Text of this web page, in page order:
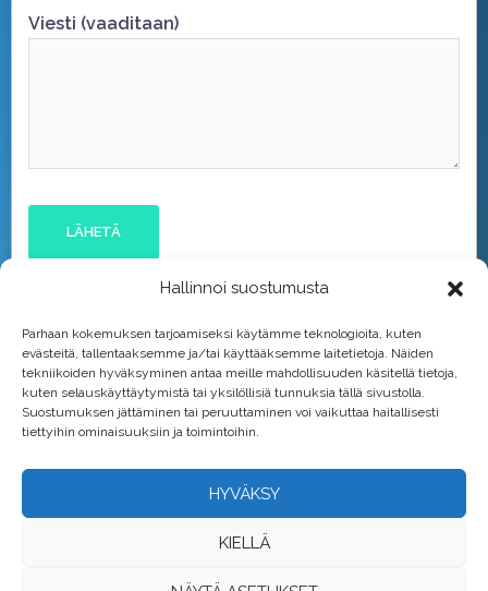
Hallinnoi suostumusta
Parhaan kokemuksen tarjoamiseksi käytämme teknologioita, kuten
evästeitä, tallentaaksemme ja/tai käyttääksemme laitetietoja. Näiden
tekniikoiden hyväksyminen antaa meille mahdollisuuden käsitellä tietoja,
kuten selauskäyttäytymistä tai yksilöllisiä tunnuksia tällä sivustolla.
Suostumuksen jättäminen tai peruuttaminen voi vaikuttaa haitallisesti
tiettyihin ominaisuuksiin ja toimintoihin.
HYVÄKSY
KIELLÄ
Viesti (vaaditaan)